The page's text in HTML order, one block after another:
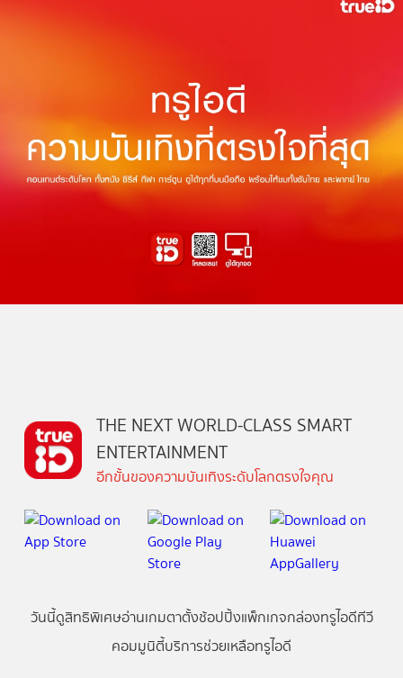
THE NEXT WORLD-CLASS SMART
ENTERTAINMENT
อีกขั้นของความบันเทิงระดับโลกตรงใจคุณ
วันนี้ดูสิทธิพิเศษอ่านเกมตาตั้งช้อปปิ้งแพ็กเกจกล่องทรูไอดีทีวี
คอมมูนิตี้บริการช่วยเหลือทรูไอดี